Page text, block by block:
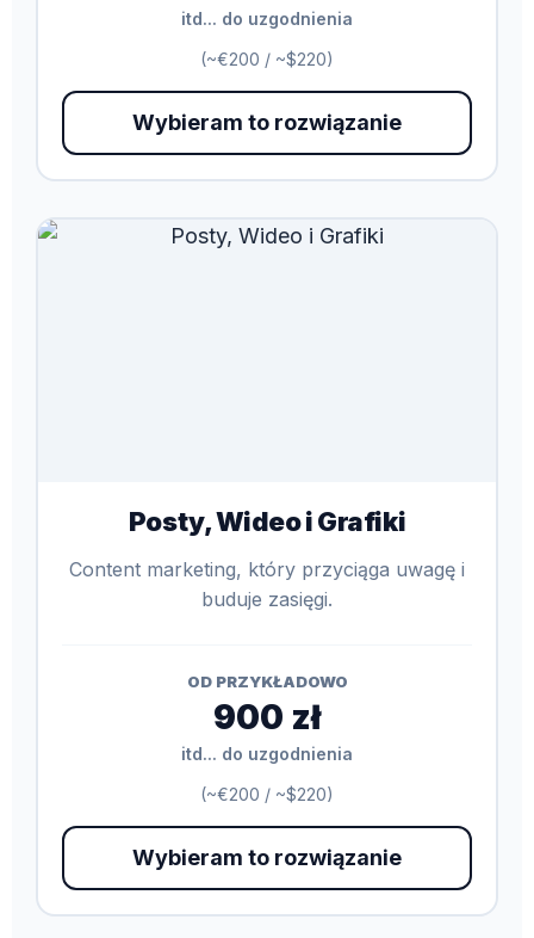
itd... do uzgodnienia
(~€200 / ~$220)
Wybieram to rozwiązanie
Posty, Wideo i Grafiki
Content marketing, który przyciąga uwagę i
buduje zasięgi.
OD PRZYKŁADOWO
900 zł
itd... do uzgodnienia
(~€200 / ~$220)
Wybieram to rozwiązanie